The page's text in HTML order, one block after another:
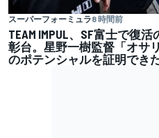
スーパーフォーミュラ8 時間前
TEAM IMPUL、SF富士で復
彰台。星野一樹監督「オサ
のポテンシャルを証明できた